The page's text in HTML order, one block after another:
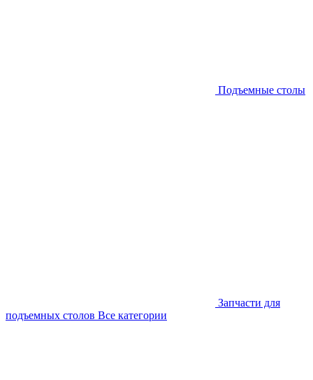
Подъемные столы
Запчасти для
подъемных столов Все категории